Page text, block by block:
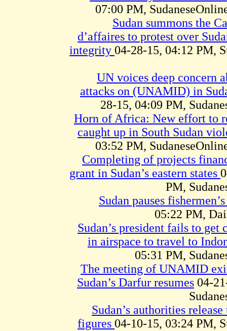
07:00 PM,
Sudan summons the
d’affaires to protest over
integrity 04-28-15, 04:12 PM,
UN voices deep concern
attacks on (UNAMID) in
28-15, 04:09 PM,
Horn of Africa: New effort to
caught up in South Sudan
03:52 PM,
Completing of projects
grant in Sudan’s eastern states
PM,
Sudan pauses
05:22 PM,
Sudan’s president fails to get
in airspace to travel to
05:31 PM,
The meeting of UNAMID
Sudan’s Darfur resumes 04-
Sudan’s authorities
figures 04-10-15, 03:24 PM,